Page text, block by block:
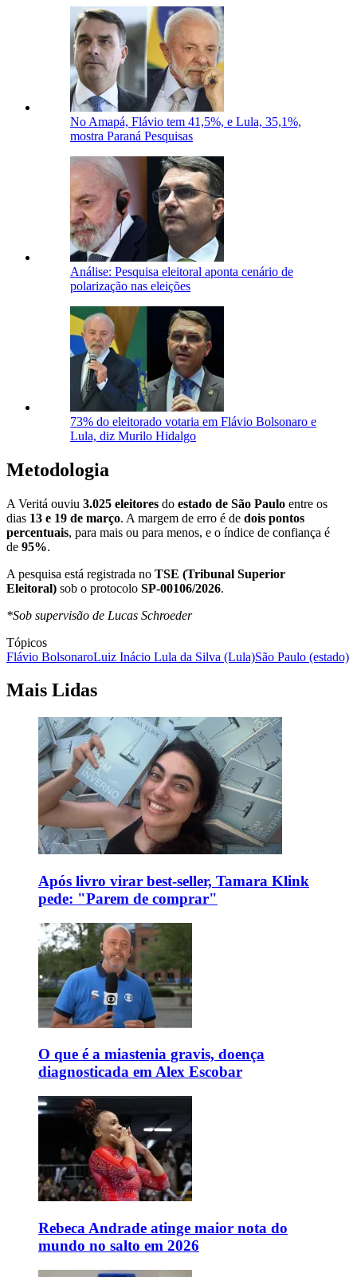
No Amapá, Flávio tem 41,5%, e Lula, 35,1%,
mostra Paraná Pesquisas
Análise: Pesquisa eleitoral aponta cenário de
polarização nas eleições
73% do eleitorado votaria em Flávio Bolsonaro e
Lula, diz Murilo Hidalgo
Metodologia
A Veritá ouviu 3.025 eleitores do estado de São Paulo entre os
dias 13 e 19 de março. A margem de erro é de dois pontos
percentuais, para mais ou para menos, e o índice de confiança é
de 95%.
A pesquisa está registrada no TSE (Tribunal Superior
Eleitoral) sob o protocolo SP-00106/2026.
*Sob supervisão de Lucas Schroeder
Tópicos
Flávio BolsonaroLuiz Inácio Lula da Silva (Lula)São Paulo (estado)
Mais Lidas
Após livro virar best-seller, Tamara Klink
pede: "Parem de comprar"
O que é a miastenia gravis, doença
diagnosticada em Alex Escobar
Rebeca Andrade atinge maior nota do
mundo no salto em 2026